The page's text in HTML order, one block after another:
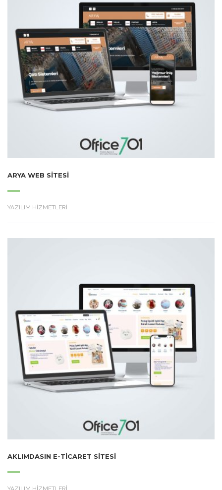
ARYA WEB SITESI
YAZILIM HİZMETLERİ
AKLIMDASIN E-TICARET SITESI
YAZILIM HİZMETLERİ